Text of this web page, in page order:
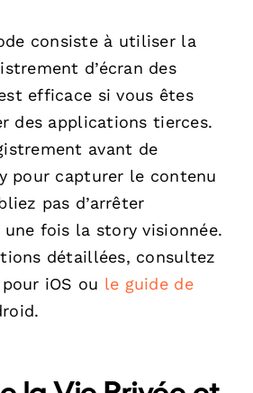
consiste à utiliser la
d’écran des
efficace si vous êtes
des applications tierces.
avant de
pour capturer le contenu
pas d’arrêter
une fois la story visionnée.
détaillées, consultez
pour iOS ou le guide de